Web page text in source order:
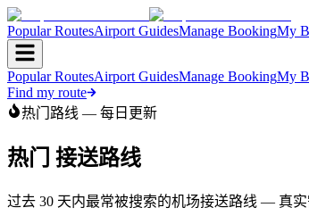
Popular RoutesAirport GuidesManage BookingMy
Popular RoutesAirport GuidesManage BookingMy
Find my route
热门路线 — 每日更新
热门 接送路线
过去 30 天内最常被搜索的机场接送路线 — 真